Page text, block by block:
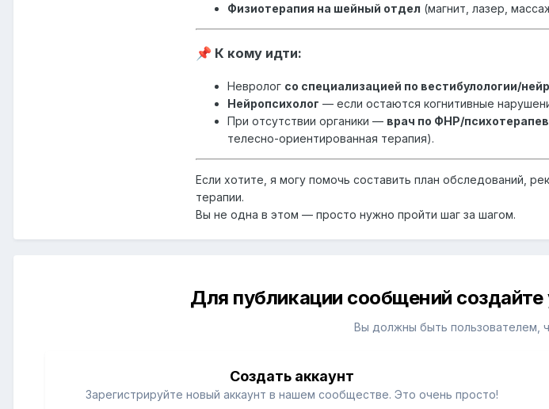
Физиотерапия на шейный отдел (магнит, лазер,
📌 К кому идти:
Невролог со специализацией по вестибулологии/
Нейропсихолог — если остаются когнитивные
При отсутствии органики — врач по ФНР/
телесно-ориентированная терапия).
Если хотите, я могу помочь составить план обследований,
терапии.
Вы не одна в этом — просто нужно пройти шаг за шагом.
Для публикации сообщений создайте
Вы должны быть пользователем,
Создать аккаунт
Зарегистрируйте новый аккаунт в нашем сообществе. Это очень просто!